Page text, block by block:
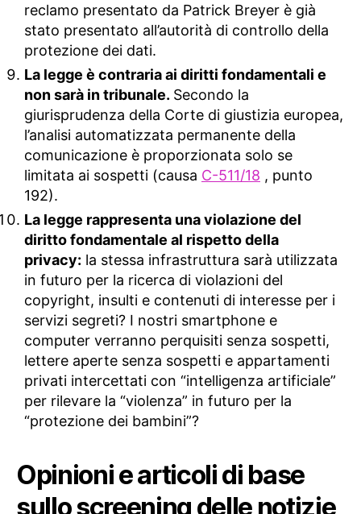
reclamo presentato da Patrick Breyer è già
stato presentato all’autorità di controllo della
protezione dei dati.
La legge è contraria ai diritti fondamentali e
non sarà in tribunale. Secondo la
giurisprudenza della Corte di giustizia europea,
l’analisi automatizzata permanente della
comunicazione è proporzionata solo se
limitata ai sospetti (causa C-511/18 , punto
192).
La legge rappresenta una violazione del
diritto fondamentale al rispetto della
privacy: la stessa infrastruttura sarà utilizzata
in futuro per la ricerca di violazioni del
copyright, insulti e contenuti di interesse per i
servizi segreti? I nostri smartphone e
computer verranno perquisiti senza sospetti,
lettere aperte senza sospetti e appartamenti
privati ​​intercettati con “intelligenza artificiale”
per rilevare la “violenza” in futuro per la
“protezione dei bambini”?
Opinioni e articoli di base
sullo screening delle notizie